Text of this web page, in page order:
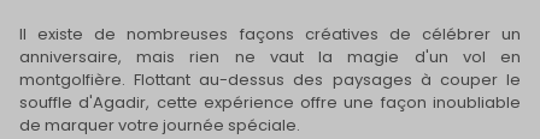
Il existe de nombreuses façons créatives de célébrer un
anniversaire, mais rien ne vaut la magie d'un vol en
montgolfière. Flottant au-dessus des paysages à couper le
souffle d'Agadir, cette expérience offre une façon inoubliable
de marquer votre journée spéciale.